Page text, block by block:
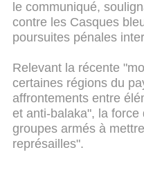
le communiqué,
contre les Casques
poursuites pénales
Relevant la récente
certaines régions du
affrontements entre
et anti-balaka", la
groupes armés à
représailles".